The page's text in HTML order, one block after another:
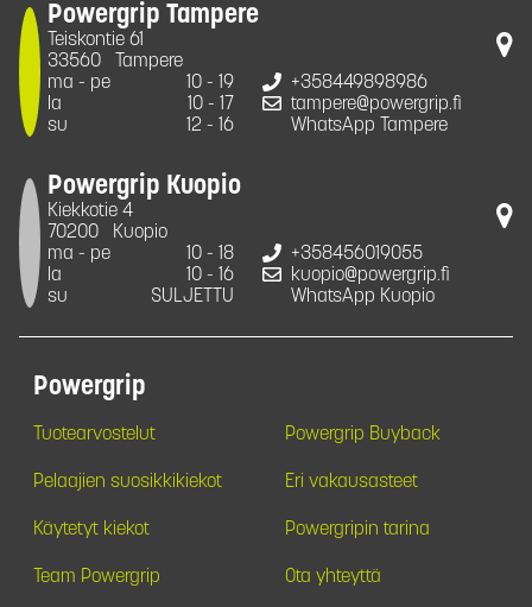
Powergrip Tampere
Teiskontie 61
33560
Tampere
ma - pe
10 - 19
la
10 - 17
su
12 - 16
+358449898986
tampere@powergrip.fi
WhatsApp Tampere
Powergrip Kuopio
Kiekkotie 4
70200
Kuopio
ma - pe
10 - 18
la
10 - 16
su
SULJETTU
+358456019055
kuopio@powergrip.fi
WhatsApp Kuopio
Powergrip
Tuotearvostelut Powergrip Buyback
Pelaajien suosikkikiekot Eri vakausasteet
Käytetyt kiekot Powergripin tarina
Team Powergrip Ota yhteyttä